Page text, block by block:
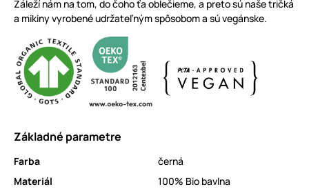
Záleží nám na tom, do čoho ťa oblečieme, a preto sú naše tričká
a mikiny vyrobené udržateľným spôsobom a sú vegánske.
Základné parametre
Farba
černá
Materiál
100% Bio bavlna